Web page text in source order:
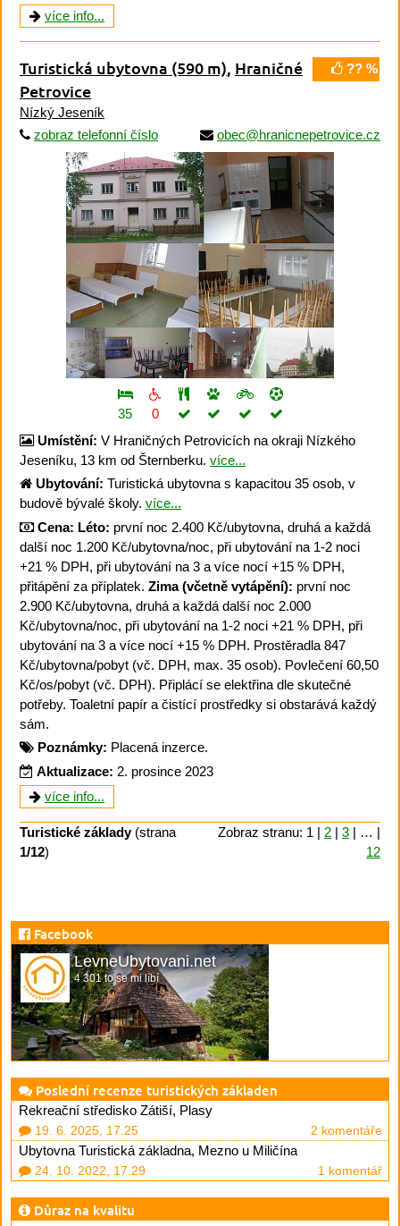
více info...
?? %
Turistická ubytovna (590 m), Hraničné
Petrovice
Nízký Jeseník
zobraz telefonní číslo
obec@hranicnepetrovice.cz
35
0
Umístění: V Hraničných Petrovicích na okraji Nízkého
Jeseníku, 13 km od Šternberku. více...
Ubytování: Turistická ubytovna s kapacitou 35 osob, v
budově bývalé školy. více...
Cena: Léto: první noc 2.400 Kč/ubytovna, druhá a každá
další noc 1.200 Kč/ubytovna/noc, při ubytování na 1-2 noci
+21 % DPH, při ubytování na 3 a více nocí +15 % DPH,
přitápění za příplatek. Zima (včetně vytápění): první noc
2.900 Kč/ubytovna, druhá a každá další noc 2.000
Kč/ubytovna/noc, při ubytování na 1-2 noci +21 % DPH, při
ubytování na 3 a více nocí +15 % DPH. Prostěradla 847
Kč/ubytovna/pobyt (vč. DPH, max. 35 osob). Povlečení 60,50
Kč/os/pobyt (vč. DPH). Připlácí se elektřina dle skutečné
potřeby. Toaletní papír a čistící prostředky si obstarává každý
sám.
Poznámky: Placená inzerce.
Aktualizace: 2. prosince 2023
více info...
Turistické základy(strana
1/12)
Zobraz stranu: 1 | 2 | 3 | … |
12
Facebook
LevneUbytovani.net
4 301 to se mi líbí
Poslední recenze turistických základen
Rekreační středisko Zátiší, Plasy
19. 6. 2025, 17.25 2 komentáře
Ubytovna Turistická základna, Mezno u Miličína
24. 10. 2022, 17.29 1 komentář
Důraz na kvalitu